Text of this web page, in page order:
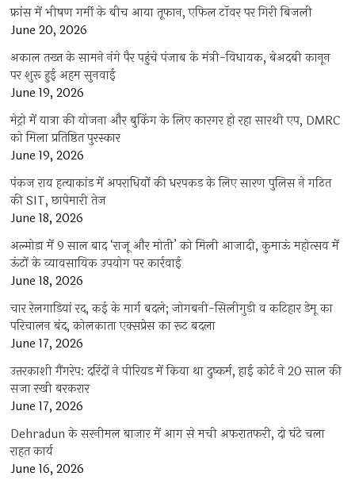
फ्रांस में भीषण गर्मी के बीच आया तूफान, एफिल टॉवर पर गिरी बिजली
June 20, 2026
अकाल तख्त के सामने नंगे पैर पहुंचे पंजाब के मंत्री-विधायक, बेअदबी कानून
पर शुरू हुई अहम सुनवाई
June 19, 2026
मेट्रो में यात्रा की योजना और बुकिंग के लिए कारगर हो रहा सारथी एप, DMRC
को मिला प्रतिष्ठित पुरस्कार
June 19, 2026
पंकज राय हत्याकांड में अपराधियों की धरपकड़ के लिए सारण पुलिस ने गठित
की SIT, छापेमारी तेज
June 18, 2026
अल्मोड़ा में 9 साल बाद ‘राजू और मोती’ को मिली आजादी, कुमाऊं महोत्सव में
ऊंटों के व्यावसायिक उपयोग पर कार्रवाई
June 18, 2026
चार रेलगाड़ियां रद, कई के मार्ग बदले; जोगबनी-सिलीगुड़ी व कटिहार डेमू का
परिचालन बंद, कोलकाता एक्सप्रेस का रूट बदला
June 17, 2026
उत्तरकाशी गैंगरेप: दरिंदों ने पीरियड में किया था दुष्कर्म, हाई कोर्ट ने 20 साल की
सजा रखी बरकरार
June 17, 2026
Dehradun के सरनीमल बाजार में आग से मची अफरातफरी, दो घंटे चला
राहत कार्य
June 16, 2026